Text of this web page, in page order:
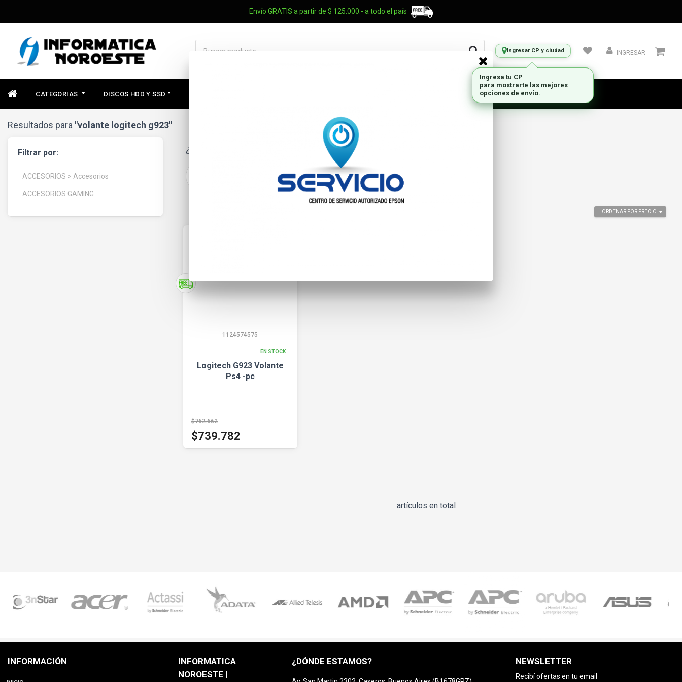
Envío GRATIS a partir de $ 125.000.- a todo el país
Ingresar CP y ciudad INGRESAR
CATEGORIAS DISCOS HDD Y SSD
Resultados para "volante logitech g923"
Filtrar por:
ACCESORIOS > Accesorios
ACCESORIOS GAMING
¿Buscas una marca en especial?
ORDENAR POR PRECIO
1124574575
EN STOCK
Logitech G923 Volante
Ps4 -pc
$762.662
$739.782
artículos en total
INFORMACIÓN
INFORMATICA
NOROESTE |
¿DÓNDE ESTAMOS? NEWSLETTER
Recibí ofertas en tu email